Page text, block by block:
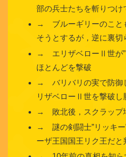
部の兵士たちを斬りつけ
→ ブルーギリーのこと
そうとするが，逆に裏切
→ エリザベローⅡ世が”
ほとんどを撃破
→ バリバリの実で防御
リザベローⅡ世を撃破し
→ 敗北後，スクラップ
→ 謎の剣闘士”リッキー
ーザ王国国王リク王だと